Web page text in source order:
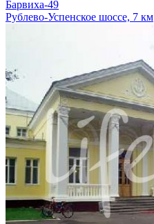
Барвиха-49
Рублево-Успенское шоссе, 7 км